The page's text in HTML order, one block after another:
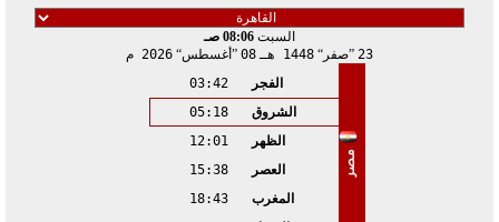
السبت 08:06 صـ
23 صفر 1448 هـ 08 أغسطس 2026 م
مصر
الفجر
03:42
الشروق
05:18
الظهر
12:01
العصر
15:38
المغرب
18:43